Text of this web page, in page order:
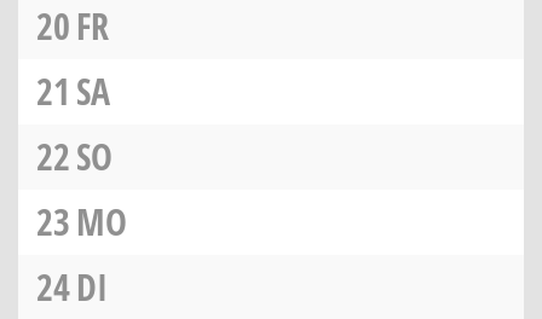
20FR
21 SA
22SO
23MO
24DI